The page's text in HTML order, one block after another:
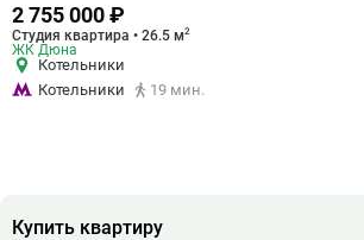
2 755 000 ₽
Студия квартира • 26.5 м2
ЖК Дюна
Котельники
Котельники
19 мин.
Купить квартиру